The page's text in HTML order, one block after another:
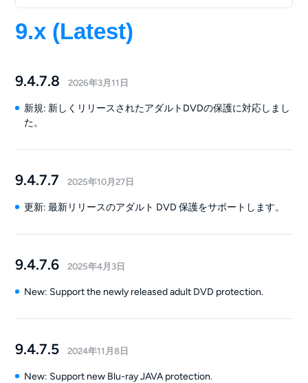
9.x (Latest)
9.4.7.8 2026年3月11日
新規: 新しくリリースされたアダルトDVDの保護に対応しまし
た。
9.4.7.7 2025年10月27日
更新: 最新リリースのアダルト DVD 保護をサポートします。
9.4.7.6 2025年4月3日
New: Support the newly released adult DVD protection.
9.4.7.5 2024年11月8日
New: Support new Blu-ray JAVA protection.